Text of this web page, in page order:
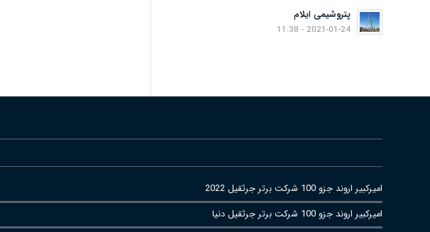
پتروشیمی ایلام
2021-01-24 - 11:38
امیرکبیر اروند جزو 100 شرکت برتر جرثقیل 2022
امیرکبیر اروند جزو 100 شرکت برتر جرثقیل دنیا